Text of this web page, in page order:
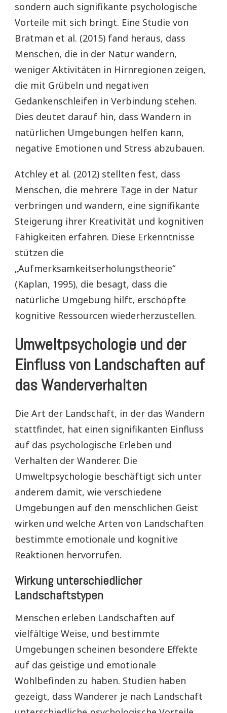
sondern auch signifikante psychologische
Vorteile mit sich bringt. Eine Studie von
Bratman et al. (2015) fand heraus, dass
Menschen, die in der Natur wandern,
weniger Aktivitäten in Hirnregionen zeigen,
die mit Grübeln und negativen
Gedankenschleifen in Verbindung stehen.
Dies deutet darauf hin, dass Wandern in
natürlichen Umgebungen helfen kann,
negative Emotionen und Stress abzubauen.
Atchley et al. (2012) stellten fest, dass
Menschen, die mehrere Tage in der Natur
verbringen und wandern, eine signifikante
Steigerung ihrer Kreativität und kognitiven
Fähigkeiten erfahren. Diese Erkenntnisse
stützen die
„Aufmerksamkeitserholungstheorie“
(Kaplan, 1995), die besagt, dass die
natürliche Umgebung hilft, erschöpfte
kognitive Ressourcen wiederherzustellen.
Umweltpsychologie und der
Einfluss von Landschaften auf
das Wanderverhalten
Die Art der Landschaft, in der das Wandern
stattfindet, hat einen signifikanten Einfluss
auf das psychologische Erleben und
Verhalten der Wanderer. Die
Umweltpsychologie beschäftigt sich unter
anderem damit, wie verschiedene
Umgebungen auf den menschlichen Geist
wirken und welche Arten von Landschaften
bestimmte emotionale und kognitive
Reaktionen hervorrufen.
Wirkung unterschiedlicher
Landschaftstypen
Menschen erleben Landschaften auf
vielfältige Weise, und bestimmte
Umgebungen scheinen besondere Effekte
auf das geistige und emotionale
Wohlbefinden zu haben. Studien haben
gezeigt, dass Wanderer je nach Landschaft